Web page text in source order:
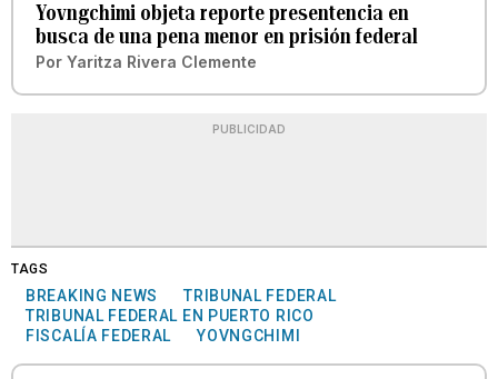
Yovngchimi objeta reporte presentencia en
busca de una pena menor en prisión federal
Por Yaritza Rivera Clemente
PUBLICIDAD
TAGS
BREAKING NEWS
TRIBUNAL FEDERAL
TRIBUNAL FEDERAL EN PUERTO RICO
FISCALÍA FEDERAL
YOVNGCHIMI